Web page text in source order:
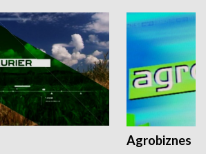
Agrobiznes